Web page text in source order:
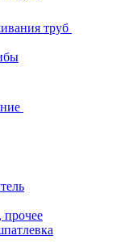
труб
прочее